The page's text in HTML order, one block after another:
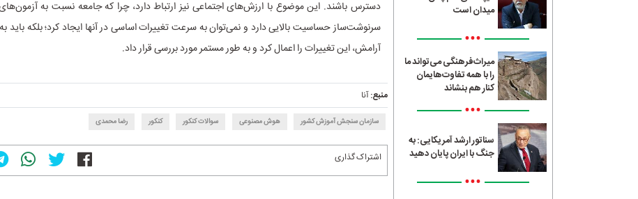
میدان است
•••
میراث‌فرهنگی می‌تواند ما
را با همه تفاوت‌هایمان
کنار هم بنشاند
•••
سناتور ارشد آمریکایی: به
جنگ با ایران پایان دهید
•••
دسترس باشند. این موضوع با ارزش‌های اجتماعی نیز ارتباط دارد، چرا که جامعه نسبت به
سرنوشت‌ساز حساسیت بالایی دارد و نمی‌توان به سرعت تغییرات اساسی در آنها ایجاد کرد؛ بلکه باید
آرامش، این تغییرات را اعمال کرد و به طور مستمر مورد بررسی قرار داد.
منبع:آنا
سازمان سنجش آموزش کشور هوش مصنوعی سوالات کنکور کنکور رضا محمدی
اشتراک گذاری